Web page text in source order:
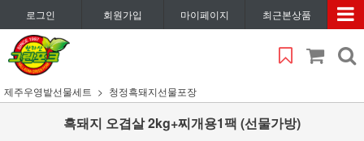
로그인 회원가입 마이페이지 최근본상품
제주우영밭선물세트 청정흑돼지선물포장
흑돼지 오겹살 2kg+찌개용1팩 (선물가방)